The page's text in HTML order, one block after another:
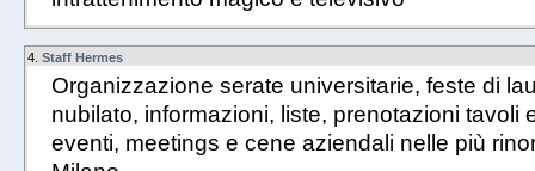
4. Staff Hermes
Organizzazione serate universitarie, feste di
nubilato, informazioni, liste, prenotazioni tavoli
eventi, meetings e cene aziendali nelle più